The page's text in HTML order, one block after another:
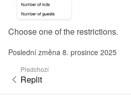
Choose one of the restrictions.
Poslední změna 8. prosince 2025
Předchozí
Replit